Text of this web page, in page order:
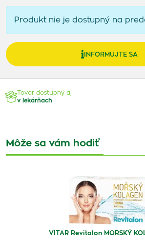
Produkt nie je dostupný na
INFORMUJTE SA
Tovar dostupný aj
v lekárňach
Môže sa vám hodiť
VITAR Revitalon MORSKÝ